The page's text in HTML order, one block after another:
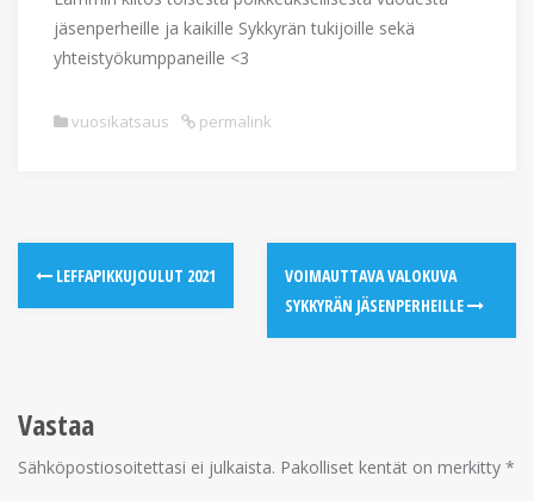
jäsenperheille ja kaikille Sykkyrän tukijoille sekä
yhteistyökumppaneille <3
vuosikatsaus permalink
LEFFAPIKKUJOULUT 2021
VOIMAUTTAVA VALOKUVA
SYKKYRÄN JÄSENPERHEILLE
Vastaa
Sähköpostiosoitettasi ei julkaista. Pakolliset kentät on merkitty *